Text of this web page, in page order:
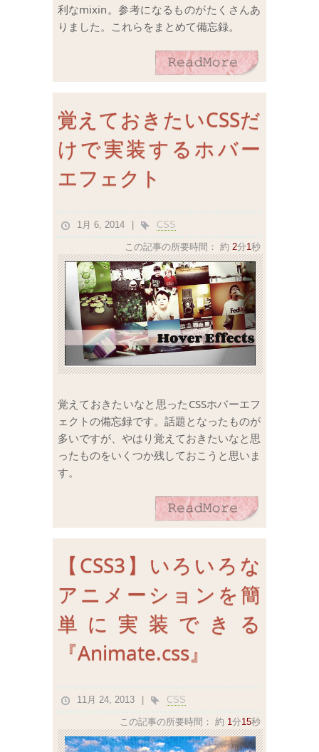
利なmixin。参考になるものがたくさんあ
りました。これらをまとめて備忘録。
覚えておきたいCSSだ
けで実装するホバー
エフェクト
1月 6, 2014 CSS
この記事の所要時間：約 2分1秒
覚えておきたいなと思ったCSSホバーエフ
ェクトの備忘録です。話題となったものが
多いですが、やはり覚えておきたいなと思
ったものをいくつか残しておこうと思いま
す。
【CSS3】いろいろな
アニメーションを簡
単に実装できる
『Animate.css』
11月 24, 2013 CSS
この記事の所要時間：約 1分15秒